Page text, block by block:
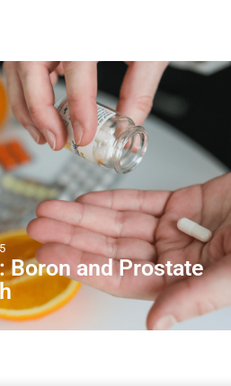
Boron and Prostate